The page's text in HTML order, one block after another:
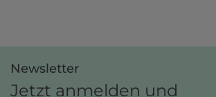
Newsletter
Jetzt anmelden und